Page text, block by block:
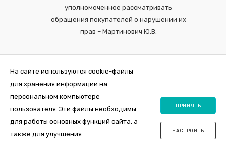
уполномоченное рассматривать
обращения покупателей о нарушении их
прав – Мартинович Ю.В.
2026 © Интернет-магазин VDOM.by Регистрация в торговом реестре
На сайте используются cookie-файлы
для хранения информации на
персональном компьютере
пользователя. Эти файлы необходимы
для работы основных функций сайта, а
также для улучшения
ПРИНЯТЬ
НАСТРОИТЬ